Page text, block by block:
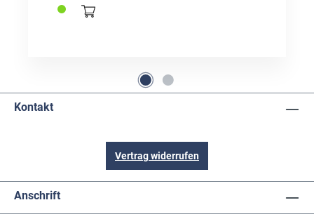
guter Verschleiß- und Korrosionsschutz.
Universell einsetzbar. Beständig gegen Heiß- und
mit Keramikpaste müssen die Teile sauber und
frei von Rückständen, Schmutz und Feuchtigkeit
sein. Mit Pinsel, Bürste oder nichtfasernden
Lappen auf die gereinigten Oberflächen
Kontakt
Vertrag widerrufen
Anschrift